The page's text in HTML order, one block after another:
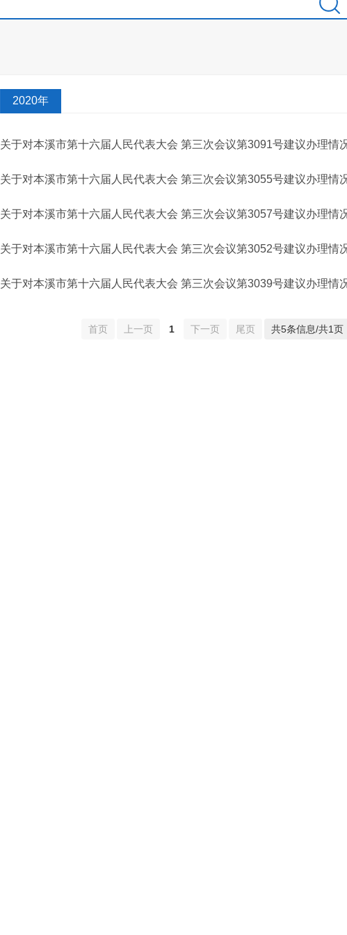
2020年
关于对本溪市第十六届人民代表大会 第三次会议第3091号建议办理情
关于对本溪市第十六届人民代表大会 第三次会议第3055号建议办理情
关于对本溪市第十六届人民代表大会 第三次会议第3057号建议办理情
关于对本溪市第十六届人民代表大会 第三次会议第3052号建议办理情
关于对本溪市第十六届人民代表大会 第三次会议第3039号建议办理情
首页 上一页 1 下一页 尾页 共5条信息/共1页